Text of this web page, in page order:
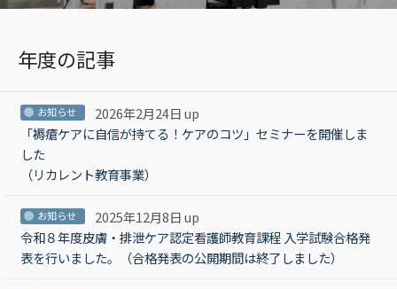
年度の記事
2026年2月24日 up
お知らせ
「褥瘡ケアに自信が持てる！ケアのコツ」セミナーを開催しま
した
（リカレント教育事業）
2025年12月8日 up
お知らせ
令和８年度皮膚・排泄ケア認定看護師教育課程 入学試験合格発
表を行いました。（合格発表の公開期間は終了しました）